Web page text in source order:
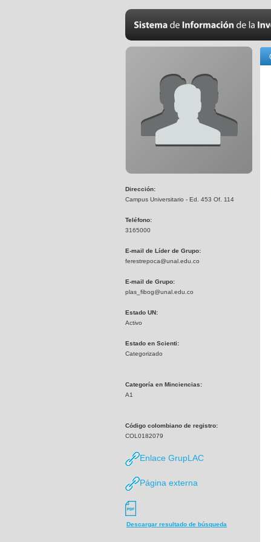
Dirección:
Campus Universitario - Ed. 453 Of. 114
Teléfono:
3165000
E-mail de Líder de Grupo:
ferestrepoca@unal.edu.co
E-mail de Grupo:
plas_fibog@unal.edu.co
Estado UN:
Activo
Estado en Scienti:
Categorizado
Categoría en Minciencias:
A1
Código colombiano de registro:
COL0182079
Enlace GrupLAC
Página externa
Descargar resultado de búsqueda